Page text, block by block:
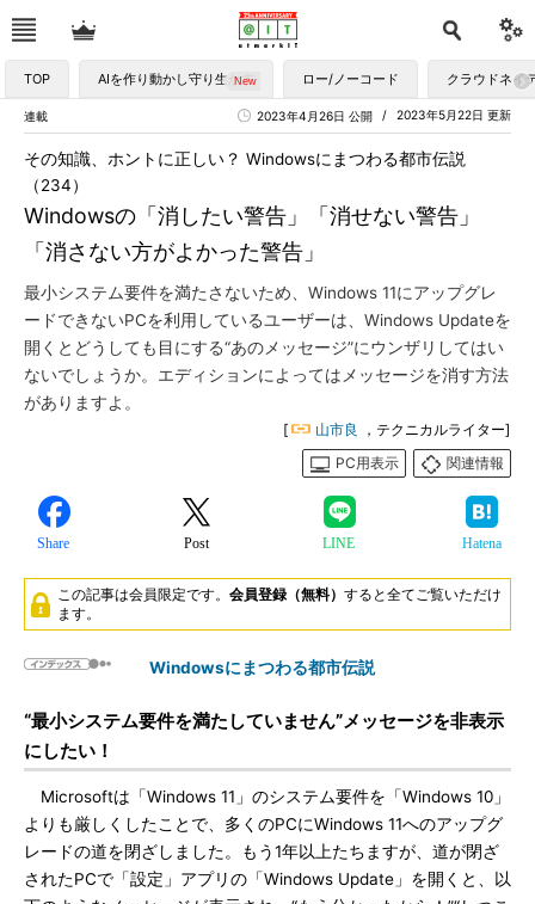
TOP AIを作り動かし守り生かす ロー/ノーコード クラウドネイ
連載 2023年5月22日 更新
2023年4月26日 公開
Windowsの「消したい警告」「消せない警告」
「消さない方がよかった警告」
その知識、ホントに正しい？ Windowsにまつわる都市伝説
（234）
最小システム要件を満たさないため、Windows 11にアップグレ
ードできないPCを利用しているユーザーは、Windows Updateを
開くとどうしても目にする“あのメッセージ”にウンザリしてはい
ないでしょうか。エディションによってはメッセージを消す方法
がありますよ。
[ 山市良
，テクニカルライター]
PC用表示
関連情報
Share Post LINE Hatena
この記事は会員限定です。 会員登録（無料） すると全てご覧いただけ
ます。
Windowsにまつわる都市伝説
“最小システム要件を満たしていません”メッセージを非表示
にしたい！
Microsoftは「Windows 11」のシステム要件を「Windows 10」
よりも厳しくしたことで、多くのPCにWindows 11へのアップグ
レードの道を閉ざしました。もう1年以上たちますが、道が閉ざ
されたPCで「設定」アプリの「Windows Update」を開くと、以